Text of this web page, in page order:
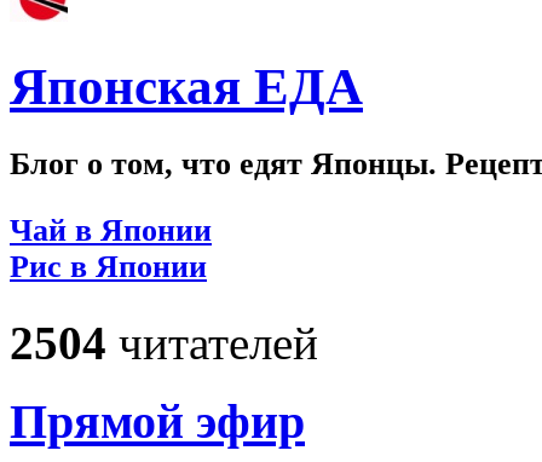
Японская ЕДА
Блог о том, что едят Японцы.
Чай в Японии
Рис в Японии
2504 читателей
Прямой эфир